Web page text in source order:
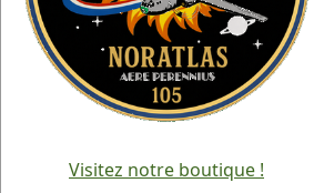
Visitez notre boutique !